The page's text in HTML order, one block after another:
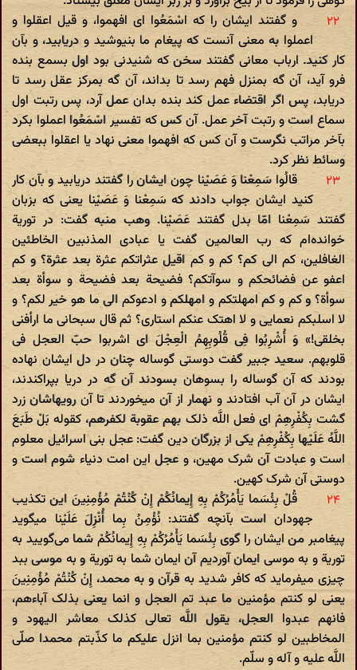
و گفتند ایشان را که اسْمَعُوا ای افهموا، و قیل اعقلوا و
اعملوا به معنی آنست که پیغام ما بنیوشید و دریابید، و بآن
کار کنید. ارباب معانی گفتند سخن که شنیدنی بود اول بسمع بنده
فرو آید، آن گه بمنزل فهم رسد تا بداند، آن گه بمرکز عقل رسد تا
دریابد، پس اگر اقتضاء عمل کند بنده بدان عمل آرد، پس رتبت اول
سماع است و رتبت آخر عمل. آن کس که تفسیر اسْمَعُوا اعملوا بکرد
بآخر مراتب نگرست و آن کس که افهموا معنی نهاد یا اعقلوا ببعضی
وسائط نظر کرد.
قالُوا سَمِعْنا وَ عَصَیْنا چون ایشان را گفتند دریابید و بآن کار
کنید ایشان جواب دادند که سَمِعْنا وَ عَصَیْنا یعنی که بزبان
گفتند سَمِعْنا امّا بدل گفتند عَصَیْنا. وهب منبه گفت: در توریة
خوانده‌ام که رب العالمین گفت یا عبادی المذنبین الخاطئین
الغافلین، کم الی کم؟ کم و کم اقیل عثراتکم عثرة بعد عثرة؟ و کم
اعفو عن فضائحکم و سوآتکم؟ فضیحة بعد فضیحة و سوأة بعد
سوأة؟ و کم و کم امهلتکم و امهلکم و ادعوکم الی ما هو خیر لکم؟ و
لا اسلبکم نعمایی و لا اهتک عنکم استاری؟ ثم قال سبحانی ما ارأفنی
بخلقی!» وَ أُشْرِبُوا فِی قُلُوبِهِمُ الْعِجْلَ ای اشربوا حبّ العجل فی
قلوبهم. سعید جبیر گفت دوستی گوساله چنان در دل ایشان نهاده
بودند که آن گوساله را بسوهان بسودند آن گه در دریا بپراکندند،
ایشان در آن آب افتادند و نهمار از آن میخوردند تا آن رویهاشان زرد
گشت بِکُفْرِهِمْ ای فعل اللَّه ذلک بهم عقوبة لکفرهم، کقوله بَلْ طَبَعَ
اللَّهُ عَلَیْها بِکُفْرِهِمْ یکی از بزرگان دین گفت: عجل بنی اسرائیل معلوم
است و عبادت آن شرک مهین، و عجل این امت دنیاء شوم است و
دوستی آن شرک کهین.
قُلْ بِئْسَما یَأْمُرُکُمْ بِهِ إِیمانُکُمْ إِنْ کُنْتُمْ مُؤْمِنِینَ این تکذیب
جهودان است بآنچه گفتند: نُؤْمِنُ بِما أُنْزِلَ عَلَیْنا میگوید
پیغامبر من ایشان را گوی بِئْسَما یَأْمُرُکُمْ بِهِ إِیمانُکُمْ شما می‌گویید به
توریة و به موسی ایمان آوردیم آن ایمان شما به توریة و به موسی ببد
چیزی میفرماید که کافر شدید به قرآن و به محمد، إِنْ کُنْتُمْ مُؤْمِنِینَ
یعنی لو کنتم مؤمنین ما عبد تم العجل و انما یعنی بذلک آباءهم،
فانهم عبدوا العجل، یقول اللَّه تعالی کذلک معاشر الیهود و
المخاطبین لو کنتم مؤمنین بما انزل علیکم ما کذّبتم محمدا صلّی
اللَّه علیه و آله و سلّم.